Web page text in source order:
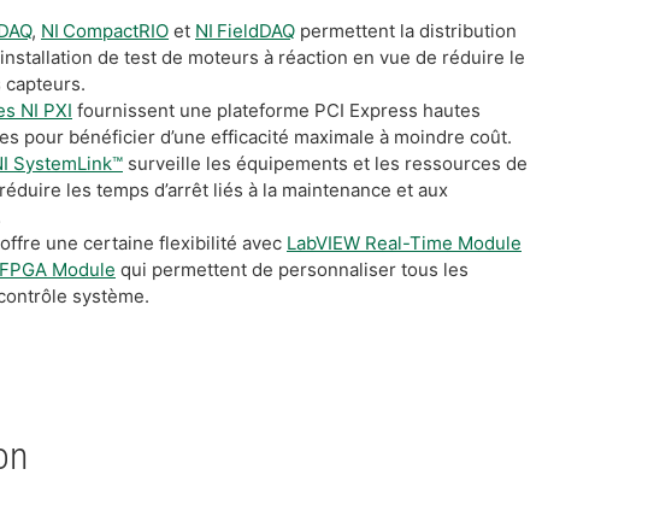
, NI CompactRIO et NI FieldDAQ permettent la distribution
de test de moteurs à réaction en vue de réduire le
capteurs.
NI PXI fournissent une plateforme PCI Express hautes
pour bénéficier d’une efficacité maximale à moindre coût.
SystemLink™ surveille les équipements et les ressources de
les temps d’arrêt liés à la maintenance et aux
offre une certaine flexibilité avec LabVIEW Real-Time Module
Module qui permettent de personnaliser tous les
système.